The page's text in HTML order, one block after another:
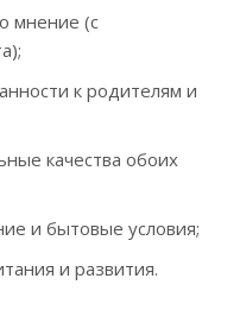
мнение (с
к родителям и
качества обоих
и бытовые условия;
и развития.